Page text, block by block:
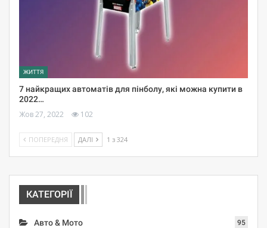
ЖИТТЯ
7 найкращих автоматів для пінболу, які можна купити в
2022…
Жов 27, 2022 102
ПОПЕРЕДНЯ ДАЛІ 1 з 324
КАТЕГОРІЇ
Авто & Мото 95